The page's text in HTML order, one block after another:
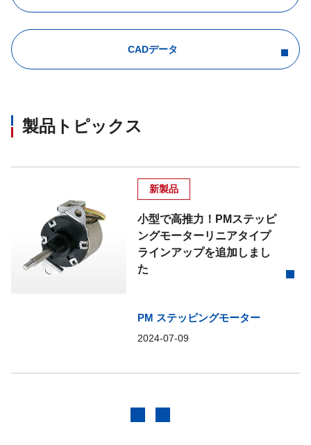
CADデータ
製品トピックス
新製品
小型で高推力！PMステッピ
ングモーターリニアタイプ
ラインアップを追加しまし
た
PM ステッピングモーター
2024-07-09